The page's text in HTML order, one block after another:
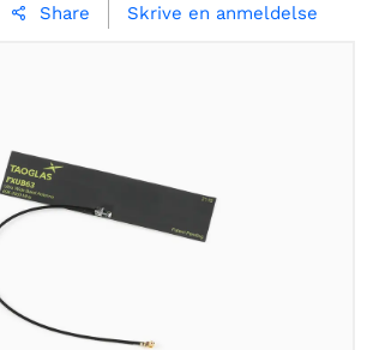
 Share Skrive en anmeldelse